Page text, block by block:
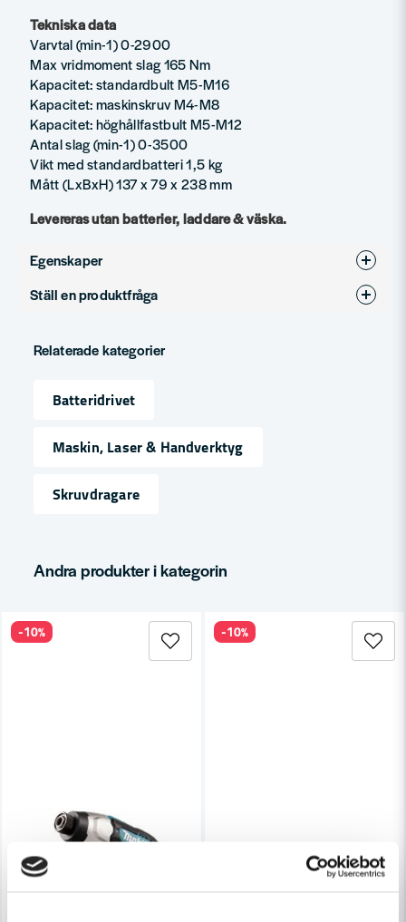
Tekniska data
Varvtal (min-1) 0-2900
Max vridmoment slag 165 Nm
Kapacitet: standardbult M5-M16
Kapacitet: maskinskruv M4-M8
Kapacitet: höghållfastbult M5-M12
Antal slag (min-1) 0-3500
Vikt med standardbatteri 1,5 kg
Mått (LxBxH) 137 x 79 x 238 mm
Levereras utan batterier, laddare & väska.
Egenskaper
Produkttyp
Ställ en produktfråga
Fråga oss något om denna produkten...
Namn
email
Relaterade kategorier
Batteridrivet
Maskin, Laser & Handverktyg
Skruvdragare
Andra produkter i kategorin
-10% -10%